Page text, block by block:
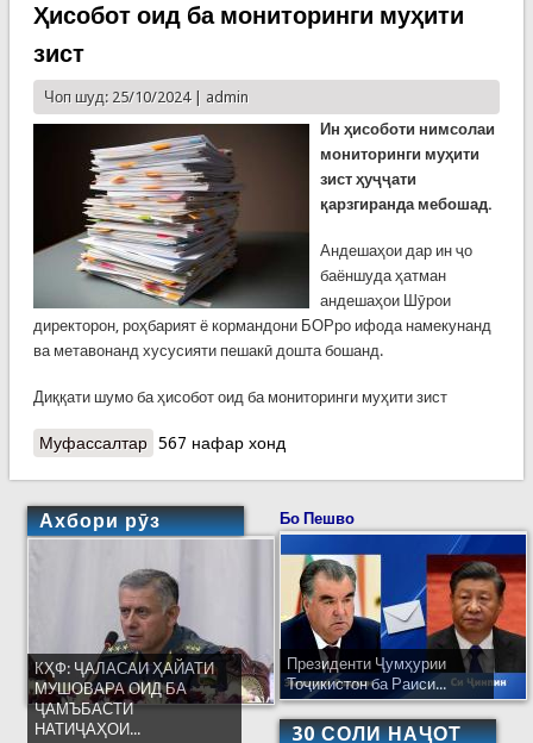
Ҳисобот оид ба мониторинги муҳити
зист
Чоп шуд: 25/10/2024 | admin
Ин ҳисоботи нимсолаи
мониторинги муҳити
зист ҳуҷҷати
қарзгиранда мебошад.
Андешаҳои дар ин ҷо
баёншуда ҳатман
андешаҳои Шӯрои
директорон, роҳбарият ё кормандони БОРро ифода намекунанд
ва метавонанд хусусияти пешакӣ дошта бошанд.
Диққати шумо ба ҳисобот оид ба мониторинги муҳити зист
Муфассалтаро Ҳисобот оид ба мониторинги муҳити зист
567 нафар хонд
Ахбори рӯз
КҲФ: ҶАЛАСАИ ҲАЙАТИ
МУШОВАРА ОИД БА
ҶАМЪБАСТИ
НАТИҶАҲОИ...
Бо Пешво
Президенти Ҷумҳурии
Тоҷикистон ба Раиси...
30 СОЛИ НАҶОТ